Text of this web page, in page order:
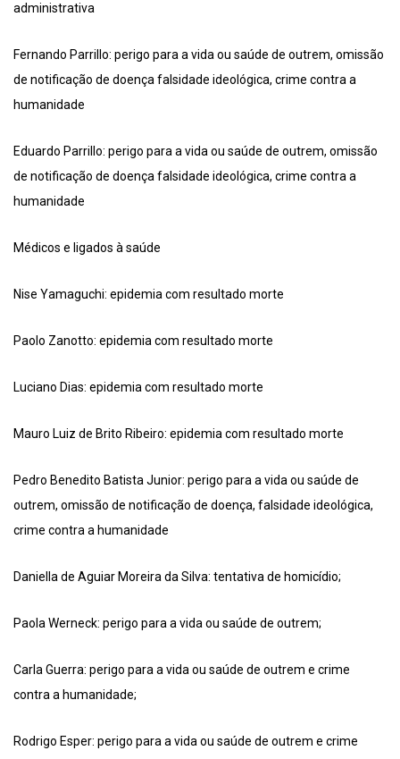
administrativa
Fernando Parrillo: perigo para a vida ou saúde de outrem, omissão
de notificação de doença falsidade ideológica, crime contra a
humanidade
Eduardo Parrillo: perigo para a vida ou saúde de outrem, omissão
de notificação de doença falsidade ideológica, crime contra a
humanidade
Médicos e ligados à saúde
Nise Yamaguchi: epidemia com resultado morte
Paolo Zanotto: epidemia com resultado morte
Luciano Dias: epidemia com resultado morte
Mauro Luiz de Brito Ribeiro: epidemia com resultado morte
Pedro Benedito Batista Junior: perigo para a vida ou saúde de
outrem, omissão de notificação de doença, falsidade ideológica,
crime contra a humanidade
Daniella de Aguiar Moreira da Silva: tentativa de homicídio;
Paola Werneck: perigo para a vida ou saúde de outrem;
Carla Guerra: perigo para a vida ou saúde de outrem e crime
contra a humanidade;
Rodrigo Esper: perigo para a vida ou saúde de outrem e crime